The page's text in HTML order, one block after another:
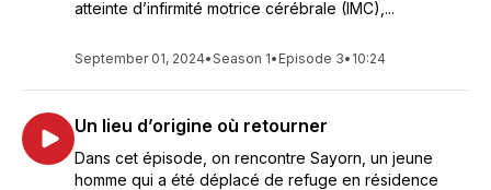
atteinte d’infirmité motrice cérébrale (IMC),...
September 01, 2024•Season 1• Episode 3• 10:24
Un lieu d’origine où retourner
Dans cet épisode, on rencontre Sayorn, un jeune
homme qui a été déplacé de refuge en résidence